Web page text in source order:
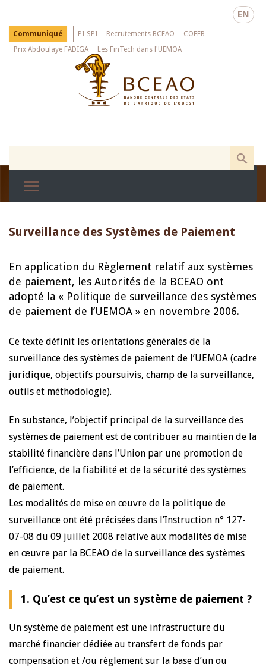
main
EN
Menu
Top
Communiqué PI-SPI Recrutements BCEAO
COFEB
Prix Abdoulaye FADIGA
Les FinTech dans l'UEMOA
Surveillance des Systèmes de Paiement
En application du Règlement relatif aux systèmes
de paiement, les Autorités de la BCEAO ont
adopté la « Politique de surveillance des systèmes
de paiement de l’UEMOA » en novembre 2006.
Ce texte définit les orientations générales de la
surveillance des systèmes de paiement de l’UEMOA (cadre
juridique, objectifs poursuivis, champ de la surveillance,
outils et méthodologie).
En substance, l’objectif principal de la surveillance des
systèmes de paiement est de contribuer au maintien de la
stabilité financière dans l’Union par une promotion de
l’efficience, de la fiabilité et de la sécurité des systèmes
de paiement.
Les modalités de mise en œuvre de la politique de
surveillance ont été précisées dans l’Instruction n° 127-
07-08 du 09 juillet 2008 relative aux modalités de mise
en œuvre par la BCEAO de la surveillance des systèmes
de paiement.
1. Qu’est ce qu’est un système de paiement ?
Un système de paiement est une infrastructure du
marché financier dédiée au transfert de fonds par
compensation et /ou règlement sur la base d’un ou